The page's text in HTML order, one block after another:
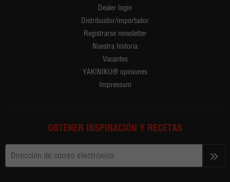
Dealer login
Distribuidor/importador
Registrarse newsletter
Nuestra historia
Vacantes
YAKINIKU® opiniones
Impressum
OBTENER INSPIRACIÓN Y RECETAS